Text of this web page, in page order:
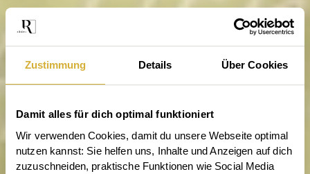
Zustimmung Details Über Cookies
Damit alles für dich optimal funktioniert
Wir verwenden Cookies, damit du unsere Webseite optimal
nutzen kannst: Sie helfen uns, Inhalte und Anzeigen auf dich
zuzuschneiden, praktische Funktionen wie Social Media